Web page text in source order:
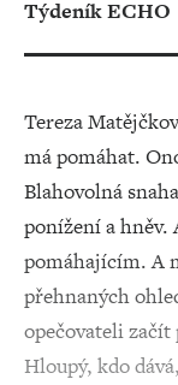
Týdeník ECHO
Tereza
má pomáhat.
Blahovolná
ponížení a
pomáhajícím. A
přehnaných
opečovateli
Hloupý, kdo